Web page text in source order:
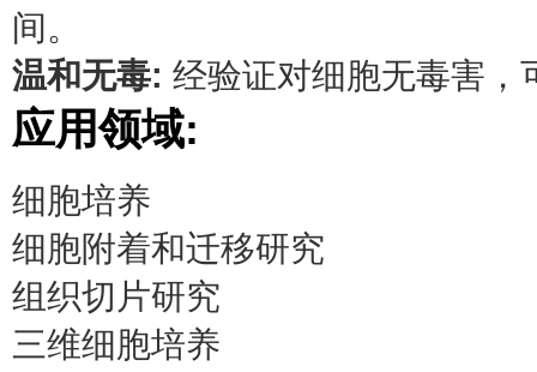
间。
温和无毒: 经验证对细胞无毒害，
应用领域:
细胞培养
细胞附着和迁移研究
组织切片研究
三维细胞培养